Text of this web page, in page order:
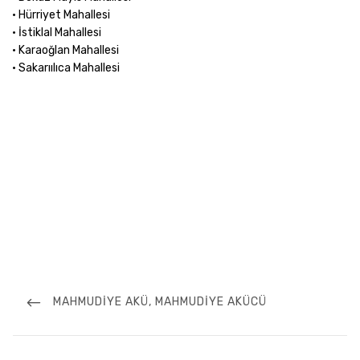
• Hürriyet Mahallesi
• İstiklal Mahallesi
• Karaoğlan Mahallesi
• Sakarıılıca Mahallesi
gezinmesi
PREVIOUS
MAHMUDIYE AKÜ, MAHMUDIYE AKÜCÜ